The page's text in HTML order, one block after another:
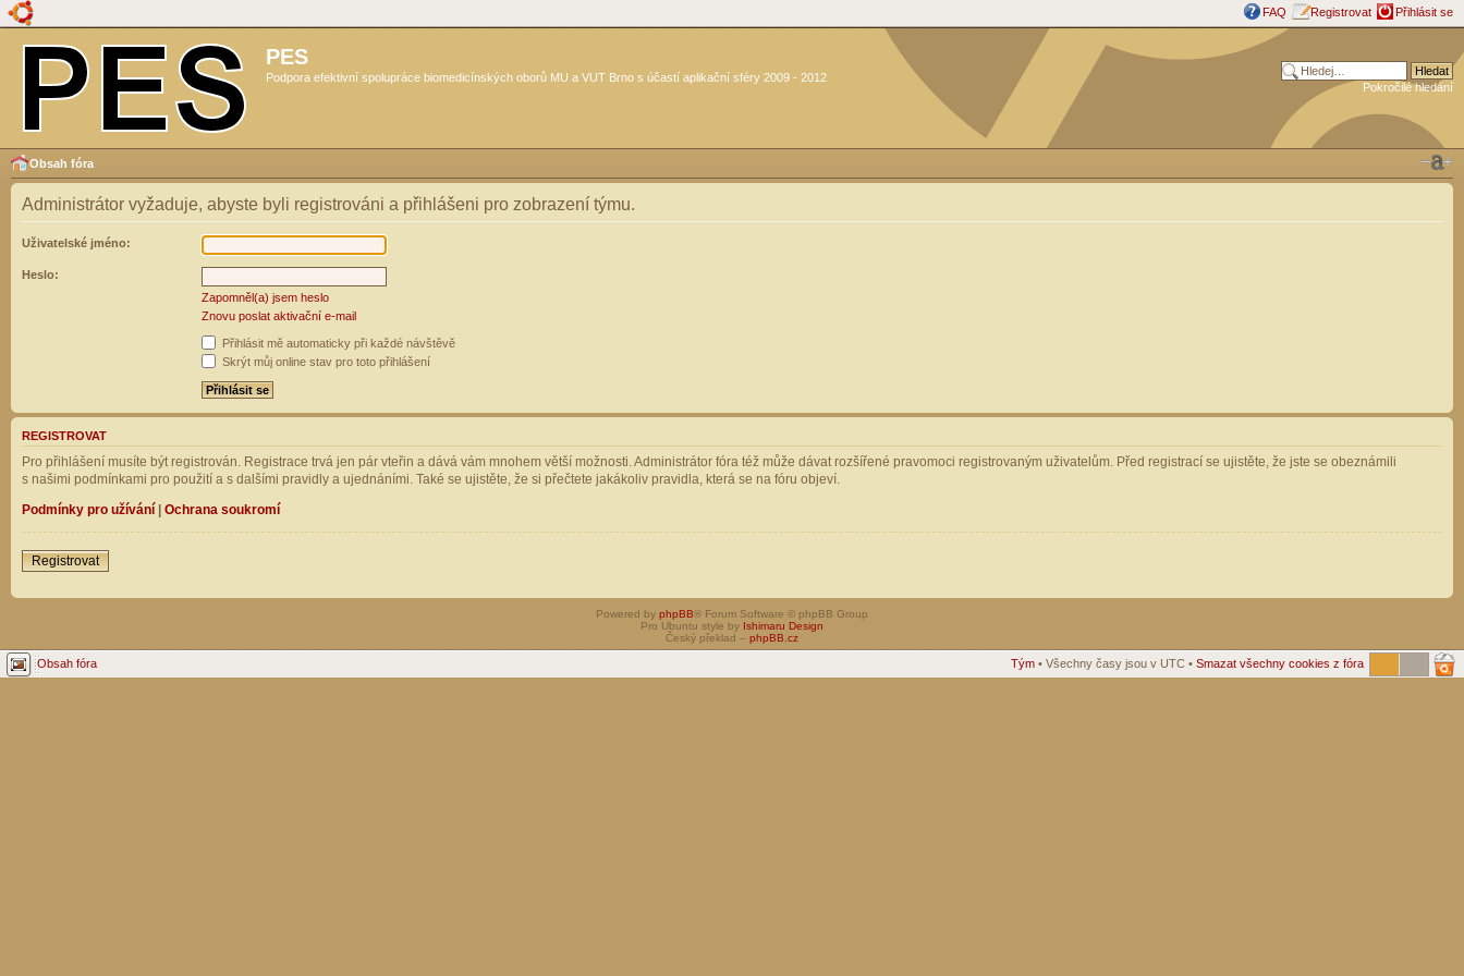
FAQ Registrovat Přihlásit se
PES
Podpora efektivní spolupráce biomedicínských oborů MU a VUT Brno s účastí aplikační sféry 2009 - 2012
Pokročilé hledání
Obsah fóra
Administrátor vyžaduje, abyste byli registrováni a přihlášeni pro zobrazení týmu.
Uživatelské jméno:
Heslo:
Zapomněl(a) jsem heslo
Znovu poslat aktivační e-mail
Přihlásit mě automaticky při každé návštěvě
Skrýt můj online stav pro toto přihlášení
REGISTROVAT
Pro přihlášení musíte být registrován. Registrace trvá jen pár vteřin a dává vám mnohem větší možnosti. Administrátor fóra též může dávat rozšířené pravomoci registrovaným uživatelům. Před registrací se ujistěte, že jste se obeznámili
s našimi podmínkami pro použití a s dalšími pravidly a ujednáními. Také se ujistěte, že si přečtete jakákoliv pravidla, která se na fóru objeví.
Podmínky pro užívání | Ochrana soukromí
Registrovat
Powered by phpBB® Forum Software © phpBB Group
Pro Ubuntu style by Ishimaru Design
Český překlad – phpBB.cz
Obsah fóra Tým • Všechny časy jsou v UTC • Smazat všechny cookies z fóra